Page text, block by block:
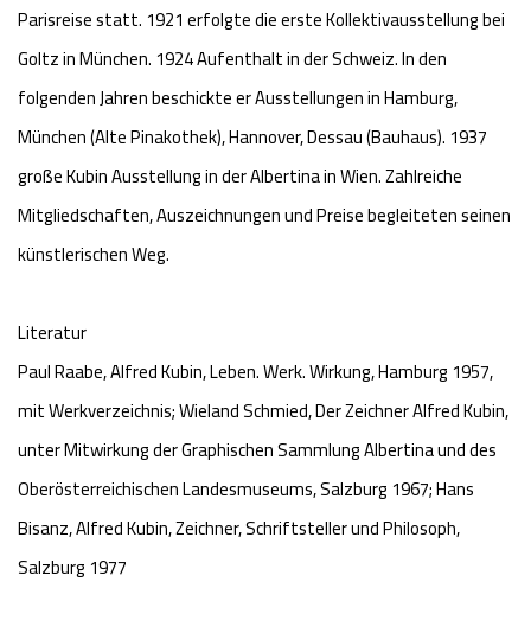
Parisreise statt. 1921 erfolgte die erste Kollektivausstellung bei
Goltz in München. 1924 Aufenthalt in der Schweiz. In den
folgenden Jahren beschickte er Ausstellungen in Hamburg,
München (Alte Pinakothek), Hannover, Dessau (Bauhaus). 1937
große Kubin Ausstellung in der Albertina in Wien. Zahlreiche
Mitgliedschaften, Auszeichnungen und Preise begleiteten seinen
künstlerischen Weg.
Literatur
Paul Raabe, Alfred Kubin, Leben. Werk. Wirkung, Hamburg 1957,
mit Werkverzeichnis; Wieland Schmied, Der Zeichner Alfred Kubin,
unter Mitwirkung der Graphischen Sammlung Albertina und des
Oberösterreichischen Landesmuseums, Salzburg 1967; Hans
Bisanz, Alfred Kubin, Zeichner, Schriftsteller und Philosoph,
Salzburg 1977